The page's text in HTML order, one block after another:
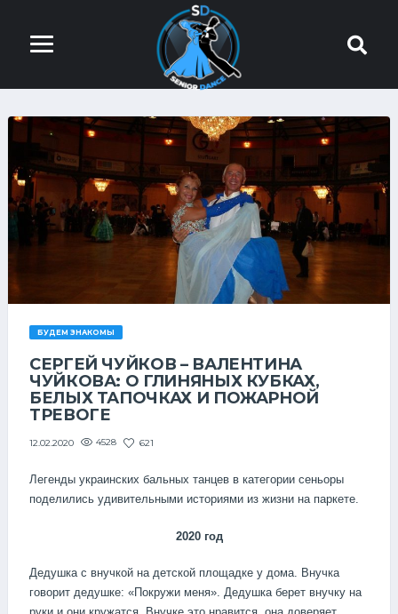
БУДЕМ ЗНАКОМЫ
СЕРГЕЙ ЧУЙКОВ – ВАЛЕНТИНА
ЧУЙКОВА: О ГЛИНЯНЫХ КУБКАХ,
БЕЛЫХ ТАПОЧКАХ И ПОЖАРНОЙ
ТРЕВОГЕ
12.02.2020 4528 621
Легенды украинских бальных танцев в категории сеньоры
поделились удивительными историями из жизни на паркете.
2020 год
Дедушка с внучкой на детской площадке у дома. Внучка
говорит дедушке: «Покружи меня». Дедушка берет внучку на